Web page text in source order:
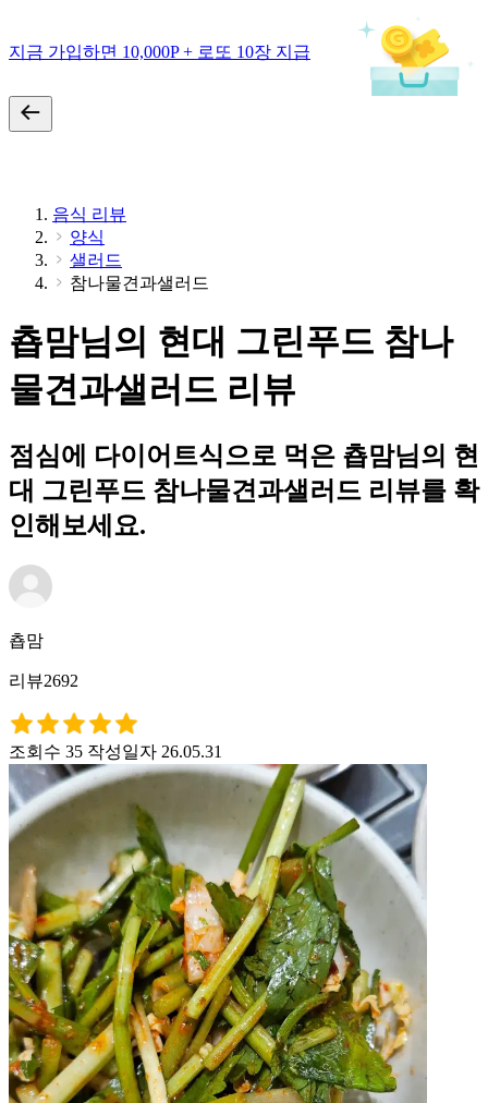
지금 가입하면 10,000P + 로또 10장 지급
음식 리뷰
양식
샐러드
참나물견과샐러드
춉맘님의 현대 그린푸드 참나
물견과샐러드 리뷰
점심에 다이어트식으로 먹은 춉맘님의 현
대 그린푸드 참나물견과샐러드 리뷰를 확
인해보세요.
춉맘
리뷰2692
조회수 35 작성일자 26.05.31